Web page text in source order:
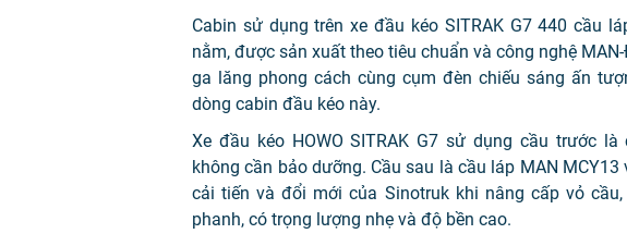
Cabin sử dụng trên xe đầu kéo SITRAK G7 440 cầu
nằm, được sản xuất theo tiêu chuẩn và công nghệ
ga lăng phong cách cùng cụm đèn chiếu sáng ấn
dòng cabin đầu kéo này.
Xe đầu kéo HOWO SITRAK G7 sử dụng cầu trước
không cần bảo dưỡng. Cầu sau là cầu láp MAN
cải tiến và đổi mới của Sinotruk khi nâng cấp vỏ
phanh, có trọng lượng nhẹ và độ bền cao.